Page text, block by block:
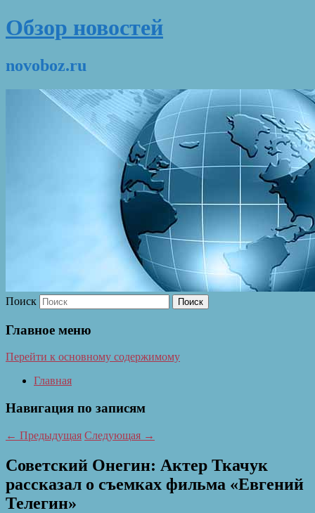
Обзор новостей
novoboz.ru
Поиск
Главное меню
Перейти к основному содержимому
Главная
Навигация по записям
← Предыдущая Следующая →
Советский Онегин: Актер Ткачук
рассказал о съемках фильма «Евгений
Телегин»